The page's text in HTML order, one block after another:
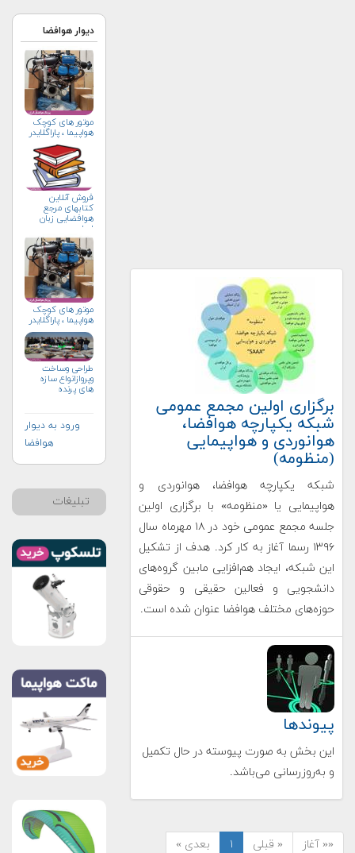
برگزاری اولین مجمع عمومی
شبکه یکپارچه هوافضا،
هوانوردی و هواپیمایی
(منظومه)
شبکه یکپارچه هوافضا، هوانوردی و
هواپیمایی یا «منظومه» با برگزاری اولین
جلسه مجمع عمومی خود در ۱۸ مهرماه سال
۱۳۹۶ رسما آغاز به کار کرد. هدف از تشکیل
این شبکه، ایجاد هم‌افزایی مابین گروه‌های‌
دانشجویی و فعالین حقیقی و حقوقی
حوزه‌های مختلف هوافضا عنوان شده است.
پیوندها
این بخش به صورت پیوسته در حال تکمیل
و به‌روزرسانی می‌باشد.
«« آغاز « قبلی ۱ بعدی »
دیوار هوافضا
موتور های کوچک
هواپیما ، پاراگلایدر
فروش آنلاین
کتابهای مرجع
هوافضایی زبان
اصلی
موتور های کوچک
هواپیما ، پاراگلایدر
طراحی وساخت
وپروازانواع سازه
های پرنده
ورود به دیوار
هوافضا
تبلیغات